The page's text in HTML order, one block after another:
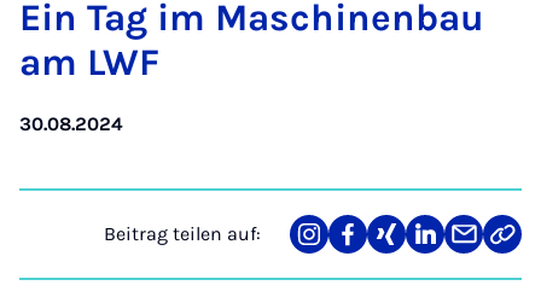
Ein Tag im Ma­schi­nen­bau
am LWF
30.08.2024
Beitrag teilen auf:
Teilen
auf
Teilen
auf
Teilen
auf
Teilen
auf
Teilen
über
Link